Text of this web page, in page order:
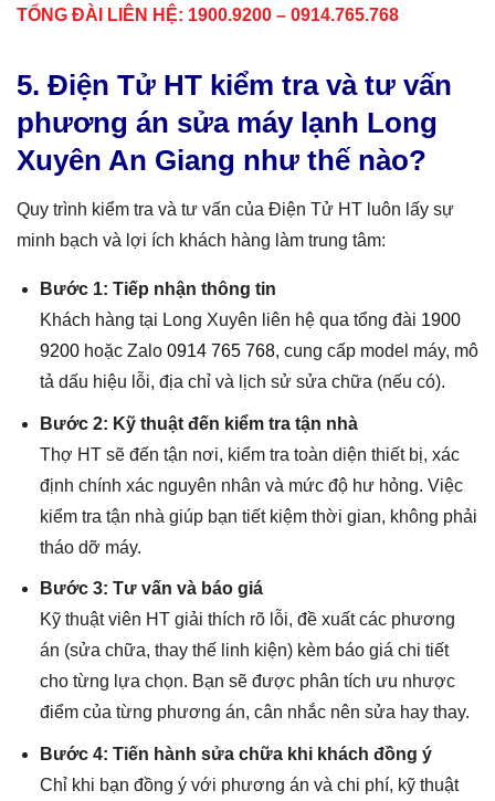
TỔNG ĐÀI LIÊN HỆ: 1900.9200 – 0914.765.768
5. Điện Tử HT kiểm tra và tư vấn
phương án sửa máy lạnh Long
Xuyên An Giang như thế nào?
Quy trình kiểm tra và tư vấn của Điện Tử HT luôn lấy sự
minh bạch và lợi ích khách hàng làm trung tâm:
Bước 1: Tiếp nhận thông tin
Khách hàng tại Long Xuyên liên hệ qua tổng đài 1900
9200hoặc Zalo 0914 765 768, cung cấp model máy, mô
tả dấu hiệu lỗi, địa chỉ và lịch sử sửa chữa (nếu có).
Bước 2: Kỹ thuật đến kiểm tra tận nhà
Thợ HT sẽ đến tận nơi, kiểm tra toàn diện thiết bị, xác
định chính xác nguyên nhân và mức độ hư hỏng. Việc
kiểm tra tận nhà giúp bạn tiết kiệm thời gian, không phải
tháo dỡ máy.
Bước 3: Tư vấn và báo giá
Kỹ thuật viên HT giải thích rõ lỗi, đề xuất các phương
án (sửa chữa, thay thế linh kiện) kèm báo giá chi tiết
cho từng lựa chọn. Bạn sẽ được phân tích ưu nhược
điểm của từng phương án, cân nhắc nên sửa hay thay.
Bước 4: Tiến hành sửa chữa khi khách đồng ý
Chỉ khi bạn đồng ý với phương án và chi phí, kỹ thuật